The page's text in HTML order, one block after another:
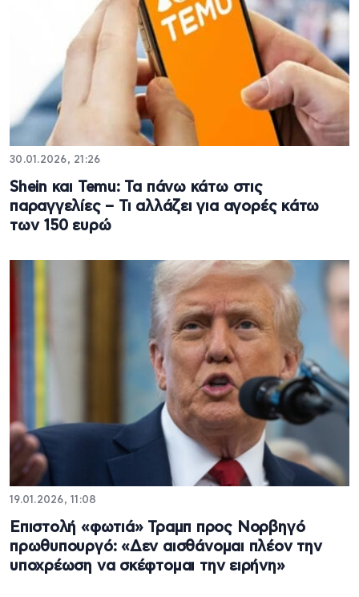
30.01.2026, 21:26
Shein και Temu: Τα πάνω κάτω στις
παραγγελίες – Τι αλλάζει για αγορές κάτω
των 150 ευρώ
19.01.2026, 11:08
Επιστολή «φωτιά» Τραμπ προς Νορβηγό
πρωθυπουργό: «Δεν αισθάνομαι πλέον την
υποχρέωση να σκέφτομαι την ειρήνη»